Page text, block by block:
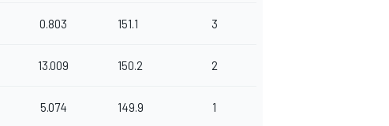
0.803 151.1 3
13.009 150.2 2
5.074 149.9 1